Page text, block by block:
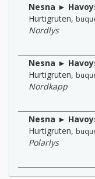
Nesna ►
Hurtigruten,
Nordlys
Nesna ►
Hurtigruten,
Nordkapp
Nesna ►
Hurtigruten,
Polarlys